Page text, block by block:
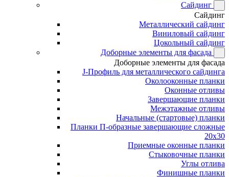
Сайдинг
Сайдинг
Металлический сайдинг
Виниловый сайдинг
Цокольный сайдинг
Доборные элементы для фасада
Доборные элементы для фасада
J-Профиль для металлического сайдинга
Околооконные планки
Оконные отливы
Завершающие планки
Межэтажные отливы
Начальные (стартовые) планки
Планки П-образные завершающие сложные
20x30
Приемные оконные планки
Стыковочные планки
Углы отлива
Финишные планки